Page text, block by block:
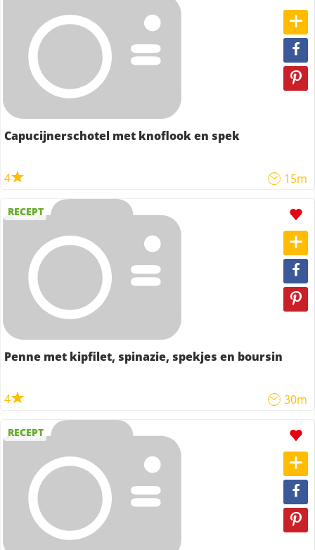
Capucijnerschotel met knoflook en spek
4 15m
RECEPT
Penne met kipfilet, spinazie, spekjes en boursin
4 30m
RECEPT